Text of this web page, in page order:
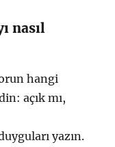
nasıl
hangi
açık mı,
yazın.